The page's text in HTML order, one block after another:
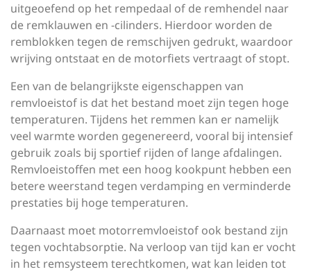
uitgeoefend op het rempedaal of de remhendel naar
de remklauwen en -cilinders. Hierdoor worden de
remblokken tegen de remschijven gedrukt, waardoor
wrijving ontstaat en de motorfiets vertraagt of stopt.
Een van de belangrijkste eigenschappen van
remvloeistof is dat het bestand moet zijn tegen hoge
temperaturen. Tijdens het remmen kan er namelijk
veel warmte worden gegenereerd, vooral bij intensief
gebruik zoals bij sportief rijden of lange afdalingen.
Remvloeistoffen met een hoog kookpunt hebben een
betere weerstand tegen verdamping en verminderde
prestaties bij hoge temperaturen.
Daarnaast moet motorremvloeistof ook bestand zijn
tegen vochtabsorptie. Na verloop van tijd kan er vocht
in het remsysteem terechtkomen, wat kan leiden tot